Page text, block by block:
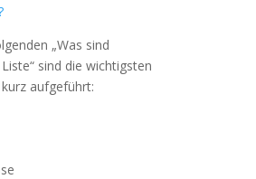
„Was sind
sind die wichtigsten
aufgeführt: